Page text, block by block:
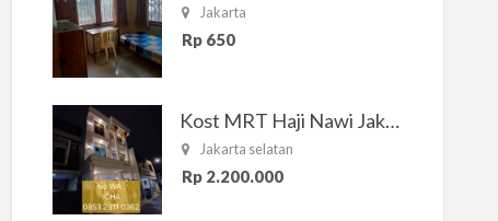
Jakarta
Rp 650
Kost MRT Haji Nawi Jakarta Selatan
Jakarta selatan
Rp 2.200.000